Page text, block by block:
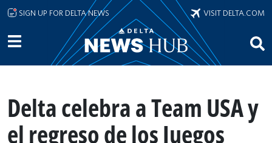
Skip to main content
SIGN UP FOR DELTA NEWS VISIT DELTA.COM
Delta celebra a Team USA y
el regreso de los Juegos